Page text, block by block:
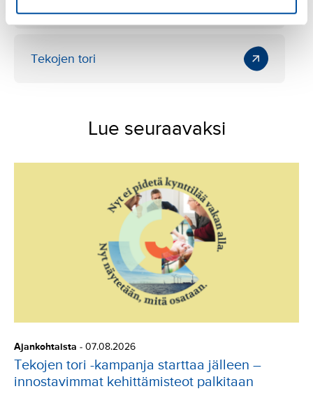
Tekojen tori
Lue seuraavaksi
Ajankohtaista - 07.08.2026
Tekojen tori -kampanja starttaa jälleen –
innostavimmat kehittämisteot palkitaan